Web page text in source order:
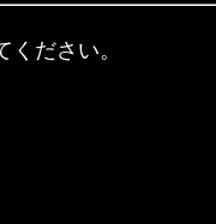
ださい。